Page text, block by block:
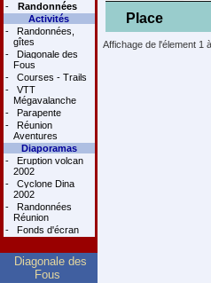
-
Randonnées
Activités
-
Randonnées,
gîtes
-
Diagonale des
Fous
-
Courses - Trails
-
VTT
Mégavalanche
-
Parapente
-
Réunion
Aventures
Diaporamas
-
Eruption volcan
2002
-
Cyclone Dina
2002
-
Randonnées
Réunion
-
Fonds d'écran
Diagonale des
Fous
Place
Affichage de l'élement 1